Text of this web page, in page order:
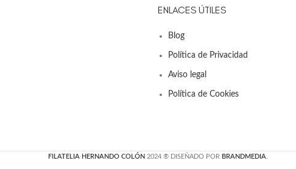
ENLACES ÚTILES
Blog
Política de Privacidad
Aviso legal
Política de Cookies
FILATELIA HERNANDO COLÓN 2024 ® DISEÑADO POR BRANDMEDIA